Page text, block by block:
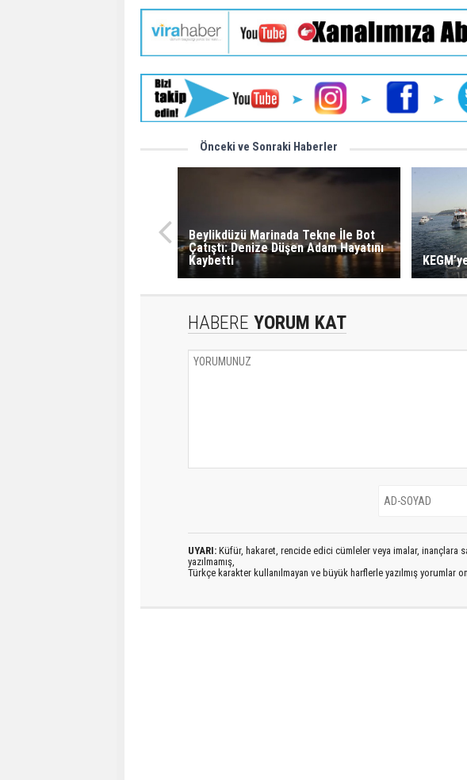
Önceki ve Sonraki Haberler
Beylikdüzü Marinada Tekne İle Bot
Çatıştı: Denize Düşen Adam Hayatını
Kaybetti
HABERE YORUM KAT
UYARI: Küfür, hakaret, rencide edici cümleler veya imalar, inançlara
yazılmamış,
Türkçe karakter kullanılmayan ve büyük harflerle yazılmış yorumlar